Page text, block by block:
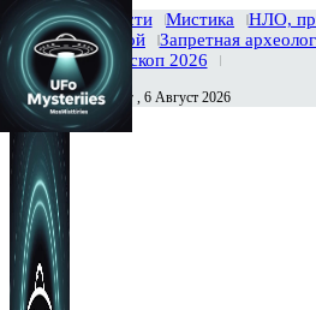
Главная Новости Мистика
НЛО,
Тайны вселенной
Запретная
История
Гороскоп 2026
Сегодня Четверг , 6 Август 2026